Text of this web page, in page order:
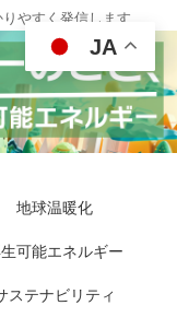
やすく発信します
地球温暖化
可能エネルギー
ステナビリティ
JA